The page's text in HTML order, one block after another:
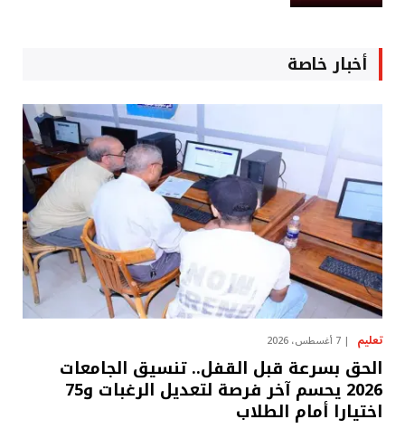
أخبار خاصة
تعليم 7 أغسطس، 2026
الحق بسرعة قبل القفل.. تنسيق الجامعات
2026 يحسم آخر فرصة لتعديل الرغبات و75
اختيارا أمام الطلاب